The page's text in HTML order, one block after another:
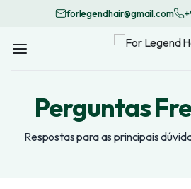
forlegendhair@gmail.com
Perguntas
Respostas para as principais